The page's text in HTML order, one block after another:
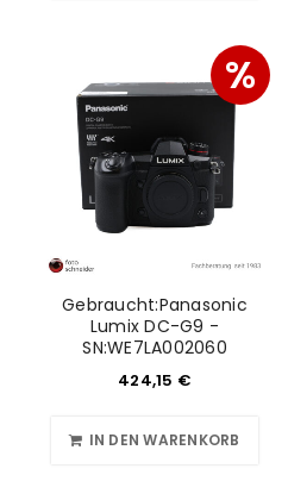
%
Gebraucht:Panasonic
Lumix DC-G9 -
SN:WE7LA002060
424,15 €
IN DEN WARENKORB